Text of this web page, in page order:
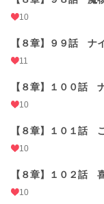
10
【８章】９９話 ナ
11
【８章】１００話
10
【８章】１０１話
10
【８章】１０２話
10